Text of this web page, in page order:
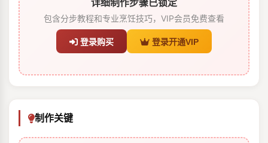
包含分步教程和专业烹饪技巧，VIP会员免费查看
登录购买 登录开通VIP
制作关键